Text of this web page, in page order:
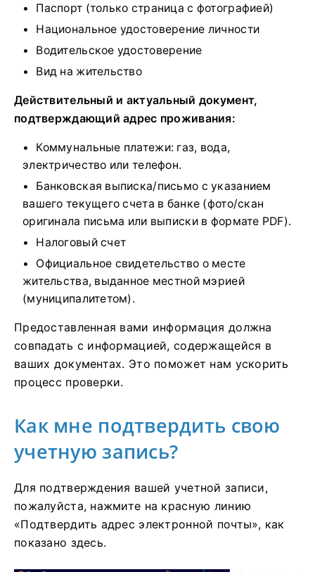
Паспорт (только страница с фотографией)
Национальное удостоверение личности
Водительское удостоверение
Вид на жительство
Действительный и актуальный документ,
подтверждающий адрес проживания:
Коммунальные платежи: газ, вода,
электричество или телефон.
Банковская выписка/письмо с указанием
вашего текущего счета в банке (фото/скан
оригинала письма или выписки в формате PDF).
Налоговый счет
Официальное свидетельство о месте
жительства, выданное местной мэрией
(муниципалитетом).
Предоставленная вами информация должна
совпадать с информацией, содержащейся в
ваших документах. Это поможет нам ускорить
процесс проверки.
Как мне подтвердить свою
учетную запись?
Для подтверждения вашей учетной записи,
пожалуйста, нажмите на красную линию
«Подтвердить адрес электронной почты», как
показано здесь.